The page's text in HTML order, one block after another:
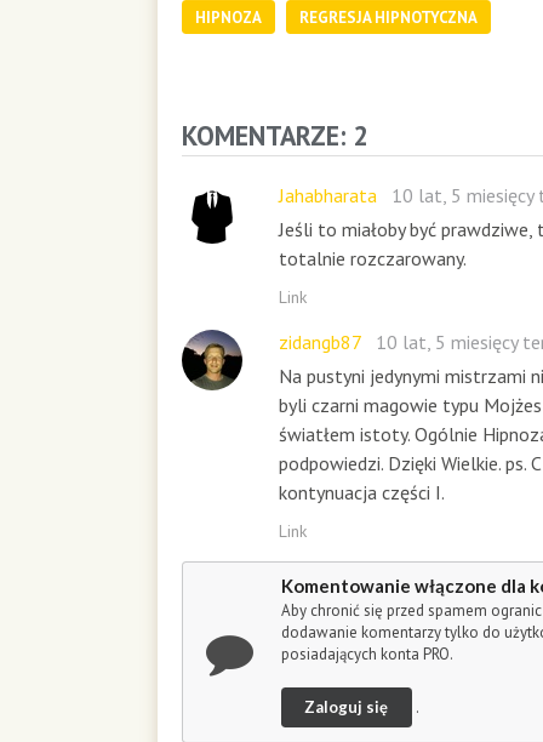
HIPNOZA REGRESJA HIPNOTYCZNA
KOMENTARZE: 2
Jahabharata
10 lat, 5 miesięcy
Jeśli to miałoby być
totalnie rozczarowany.
Link
zidangb87
10 lat, 5 miesięcy
Na pustyni jedynymi mistrzami
byli czarni magowie typu
światłem istoty. Ogólnie
podpowiedzi. Dzięki Wielkie. ps.
kontynuacja części I.
Link
Komentowanie włączone dla
Aby chronić się przed spamem
dodawanie komentarzy tylko do
posiadających konta PRO.
Zaloguj się .